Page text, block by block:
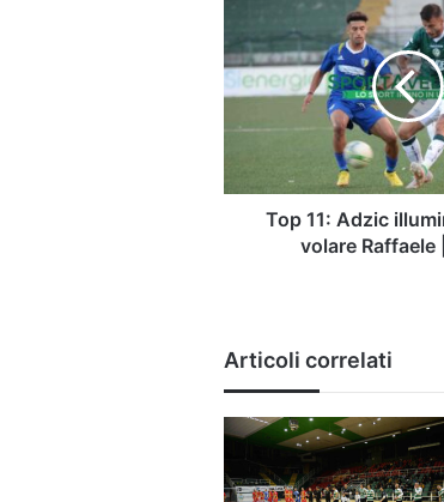
Adzic
illumina,
Achik
|
Top 11: Adzic
volare Raffaele
Articoli correlati